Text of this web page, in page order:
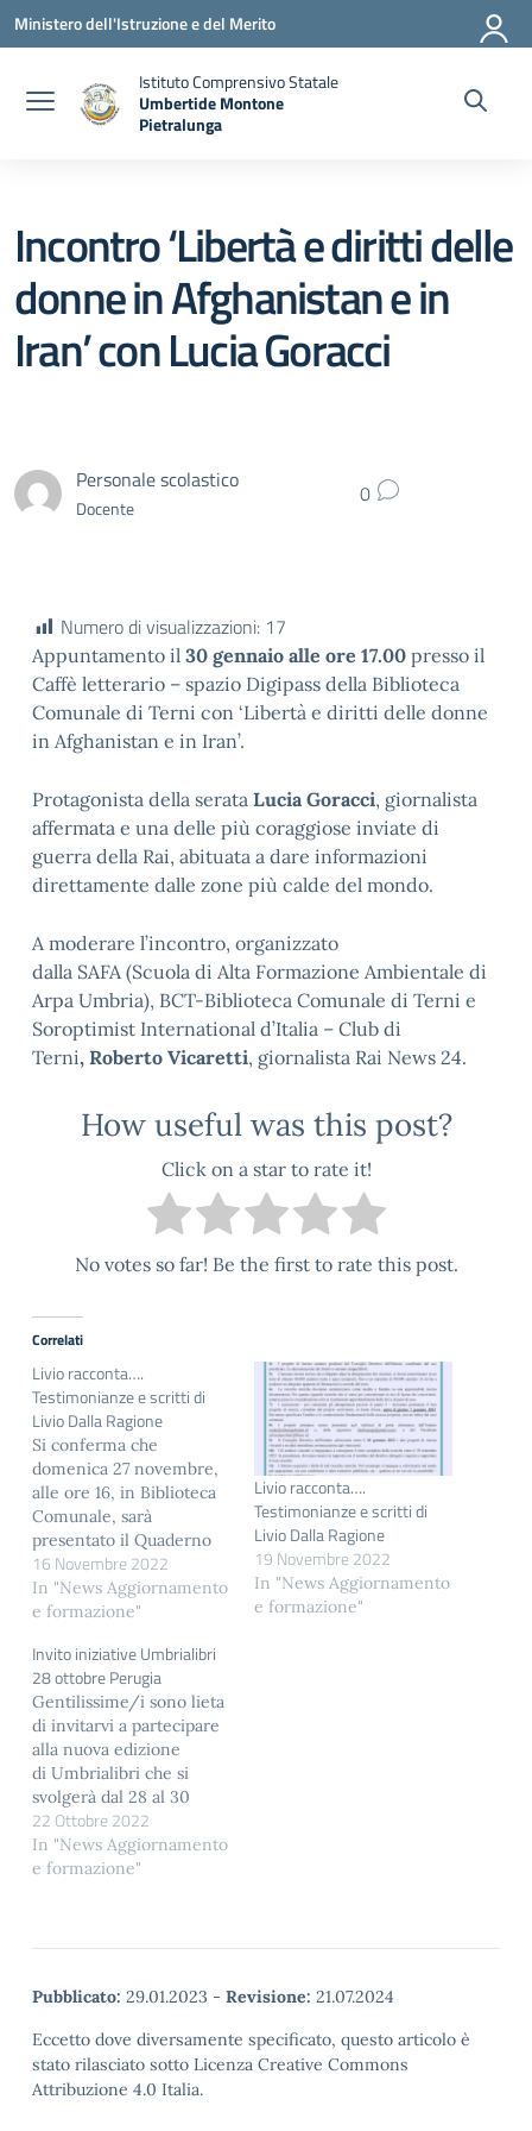
Vai ai contenuti
Vai al menu di navigazione
Vai al footer
Ministero dell'Istruzione e del Merito
Istituto Comprensivo Statale
Umbertide Montone
Pietralunga
Incontro ‘Libertà e diritti delle
donne in Afghanistan e in
Iran’ con Lucia Goracci
Personale scolastico
Docente 0
Numero di visualizzazioni: 17
Appuntamento il 30 gennaio alle ore 17.00 presso il
Caffè letterario – spazio Digipass della Biblioteca
Comunale di Terni con ‘Libertà e diritti delle donne
in Afghanistan e in Iran’.
Protagonista della serata Lucia Goracci, giornalista
affermata e una delle più coraggiose inviate di
guerra della Rai, abituata a dare informazioni
direttamente dalle zone più calde del mondo.
A moderare l’incontro, organizzato
dalla SAFA (Scuola di Alta Formazione Ambientale di
Arpa Umbria), BCT-Biblioteca Comunale di Terni e
Soroptimist International d’Italia – Club di
Terni, Roberto Vicaretti, giornalista Rai News 24.
How useful was this post?
Click on a star to rate it!
No votes so far! Be the first to rate this post.
Correlati
Livio racconta….
Testimonianze e scritti di
Livio Dalla Ragione
Si conferma che
domenica 27 novembre,
alle ore 16, in Biblioteca
Comunale, sarà
presentato il Quaderno
23 dell'Istituto, "Livio
racconta....
Testimonianze e scritti di
libro, curato da Fabio
Mambrini e Alvaro
Tacchini, sarà distribuito
gratuitamente ai soci.
Livio Dalla Ragione è
stato il fondatore del
Centro…
16 Novembre 2022
In "News Aggiornamento
e formazione"
Livio racconta….
Testimonianze e scritti di
Livio Dalla Ragione
19 Novembre 2022
In "News Aggiornamento
e formazione"
Invito iniziative Umbrialibri
28 ottobre Perugia
Gentilissime/i sono lieta
di invitarvi a partecipare
alla nuova edizione
di Umbrialibri che si
svolgerà dal 28 al 30
ottobre a Perugia e dal 2
al 4 dicembre a Terni.
Con l'occasione vi invito
il
Complesso monumentale
di San Pietro, organizzate
in collaborazione con…
22 Ottobre 2022
In "News Aggiornamento
e formazione"
Pubblicato: 29.01.2023 - Revisione: 21.07.2024
Eccetto dove diversamente specificato, questo articolo è
stato rilasciato sotto Licenza Creative Commons
Attribuzione 4.0 Italia.